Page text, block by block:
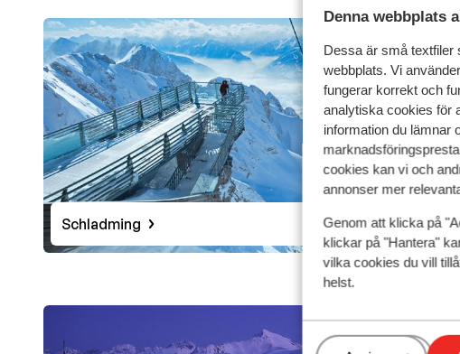
Denna webbplats
Dessa är små textfiler
webbplats. Vi
fungerar korrekt och
analytiska cookies för
information du lämnar
cookies kan vi och
annonser mer
Genom att klicka på
klickar på "Hantera"
vilka cookies du vill
helst.
Schladming